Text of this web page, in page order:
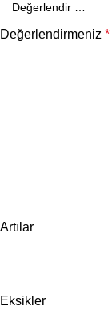
Değerlendirmeniz *
Artılar
Eksikler